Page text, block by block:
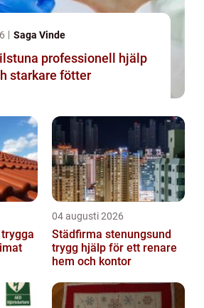
Saga Vinde
hjälp
starkare fötter
04 augusti 2026
Städfirma stenungsund
trygg hjälp för ett renare
hem och kontor